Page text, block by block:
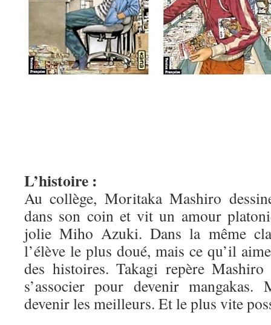
L’histoire :
Au collège, Moritaka Mashiro
dans son coin et vit un amour
jolie Miho Azuki. Dans la même
l’élève le plus doué, mais ce qu’il
des histoires. Takagi repère
s’associer pour devenir
devenir les meilleurs. Et le plus vite